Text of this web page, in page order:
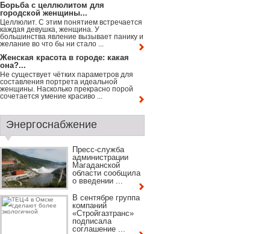
Борьба с целлюлитом для
городской женщины...
Целлюлит. С этим понятием встречается
каждая девушка, женщина. У
большинства явление вызывает панику и
желание во что бы ни стало ...
Женская красота в городе: какая
она?...
Не существует чётких параметров для
составления портрета идеальной
женщины. Насколько прекрасно порой
сочетается умение красиво ...
Энергоснабжение
Пресс-служба
администрации
Магаданской
области сообщила
о введении ...
В сентябре группа
компаний
«Стройгазтранс»
подписала
соглашение ...